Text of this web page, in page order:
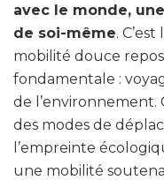
avec le monde,
de soi-même.
mobilité douce
fondamentale :
de l’environnement.
des modes de
l’empreinte
une mobilité